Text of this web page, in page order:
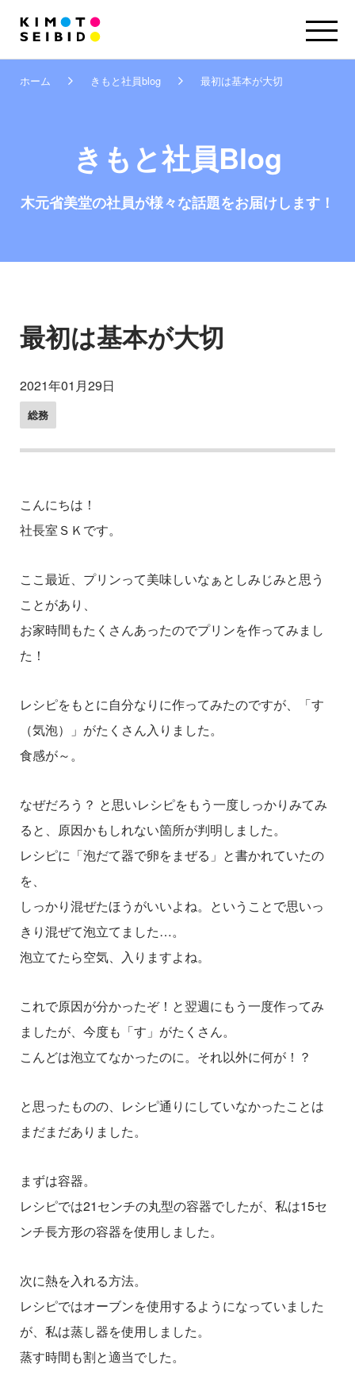
ホーム きもと社員blog 最初は基本が大切
きもと社員Blog
木元省美堂の社員が様々な話題をお届けします！
最初は基本が大切
2021年01月29日
総務
こんにちは！
社長室ＳＫです。
ここ最近、プリンって美味しいなぁとしみじみと思う
ことがあり、
お家時間もたくさんあったのでプリンを作ってみまし
た！
レシピをもとに自分なりに作ってみたのですが、「す
（気泡）」がたくさん入りました。
食感が～。
なぜだろう？ と思いレシピをもう一度しっかりみてみ
ると、原因かもしれない箇所が判明しました。
レシピに「泡だて器で卵をまぜる」と書かれていたの
を、
しっかり混ぜたほうがいいよね。ということで思いっ
きり混ぜて泡立てました…。
泡立てたら空気、入りますよね。
これで原因が分かったぞ！と翌週にもう一度作ってみ
ましたが、今度も「す」がたくさん。
こんどは泡立てなかったのに。それ以外に何が！？
と思ったものの、レシピ通りにしていなかったことは
まだまだありました。
まずは容器。
レシピでは21センチの丸型の容器でしたが、私は15セ
ンチ長方形の容器を使用しました。
次に熱を入れる方法。
レシピではオーブンを使用するようになっていました
が、私は蒸し器を使用しました。
蒸す時間も割と適当でした。